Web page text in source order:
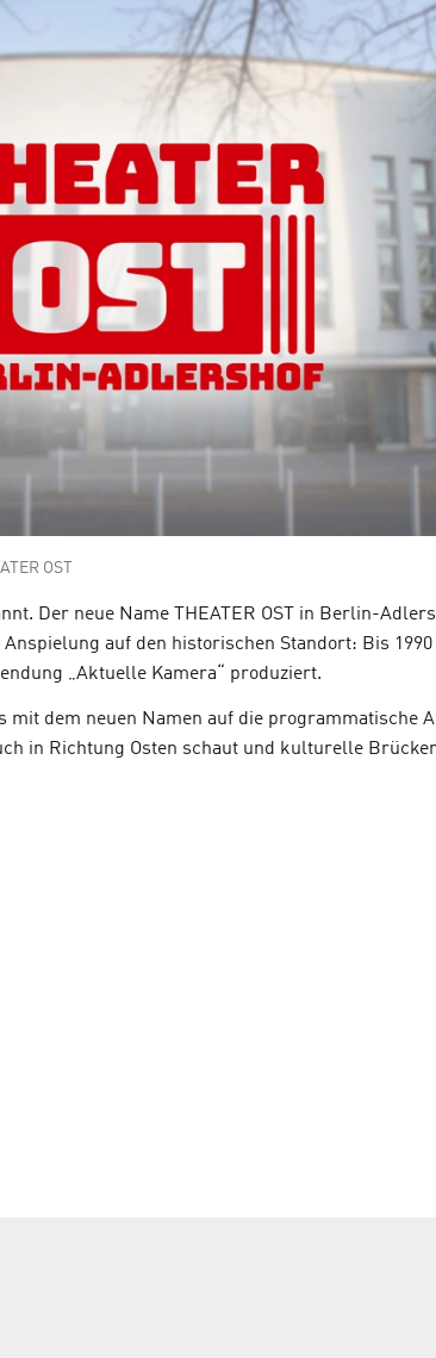
OST
Der neue Name THEATER OST in Berlin-
auf den historischen Standort: Bis
„Aktuelle Kamera“ produziert.
mit dem neuen Namen auf die programmatische
in Richtung Osten schaut und kulturelle
Euro an das
in schwierigen
Ehemaliges
Erbbaurechtsvertrag
beurkundet